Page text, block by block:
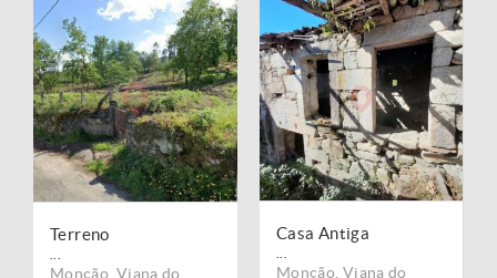
Terreno
Monção Viana do
Casa Antiga
Monção Viana do